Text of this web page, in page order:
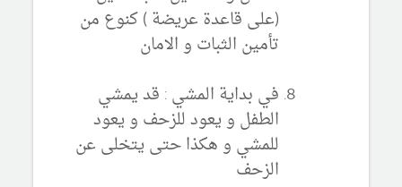
(على قاعدة عريضة ) كنوع من
تأمين الثبات و الامان
في بداية المشي : قد يمشي
الطفل و يعود للزحف و يعود
للمشي و هكذا حتى يتخلى عن
الزحف